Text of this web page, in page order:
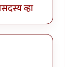
सदस्य व्हा